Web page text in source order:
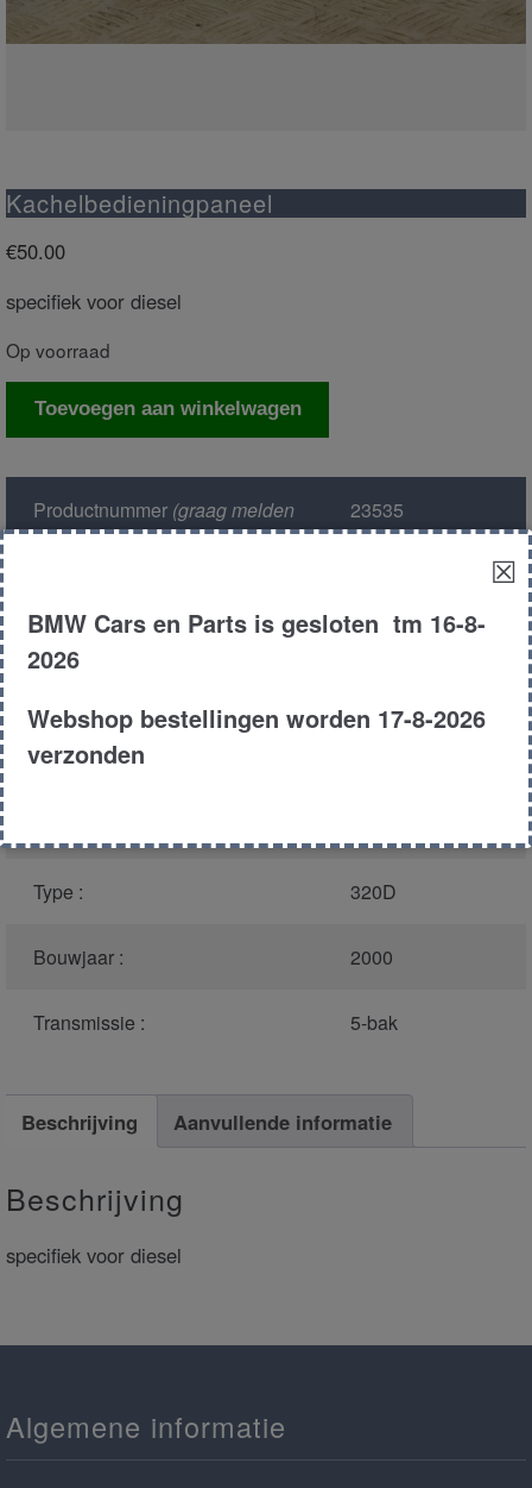
Kachelbedieningpaneel
€50.00
specifiek voor diesel
Op voorraad
Kachelbedieningpaneel
Toevoegen aan winkelwagen
Productnummer(graag melden
bij bellen):
23535
Kleur :
Carroserie :
Type : 320D
Bouwjaar : 2000
Transmissie : 5-bak
Beschrijving Aanvullende informatie
Beschrijving
specifiek voor diesel
Algemene informatie
☒
BMW Cars en Parts is gesloten tm 16-8-
2026
Webshop bestellingen worden 17-8-2026
verzonden